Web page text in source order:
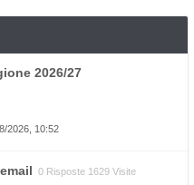
2026/27
2026, 10:52
0 Risposte 1629 Visite